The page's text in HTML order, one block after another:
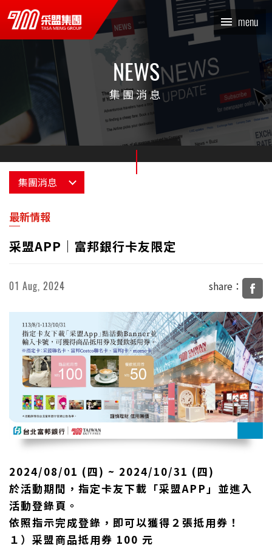
采盟APP｜富邦銀行卡友限
定_最新情報_集團消息 |
TASA MENG 采盟集團
menu
NEWS
集團消息
集團消息
消息總覽
最新情報
商品資訊
新聞剪報
活動花絮
最新情報
采盟APP｜富邦銀行卡友限定
01 Aug, 2024 share：
2024/08/01 (四) ~ 2024/10/31 (四)
於活動期間，指定卡友下載「采盟APP」並進入
活動登錄頁。
依照指示完成登錄，即可以獲得２張抵用券！
１）采盟商品抵用券 100 元